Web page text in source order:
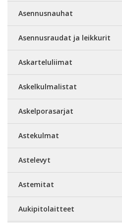
Asennusnauhat
Asennusraudat ja leikkurit
Askarteluliimat
Askelkulmalistat
Askelporasarjat
Astekulmat
Astelevyt
Astemitat
Aukipitolaitteet